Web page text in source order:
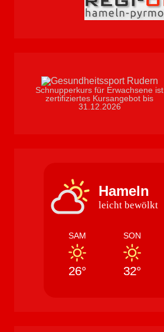
Schnupperkurs für Erwachsene ist
zertifiziertes Kursangebot bis
31.12.2026
Hameln
leicht bewölkt
SAM
26°
SON
32°